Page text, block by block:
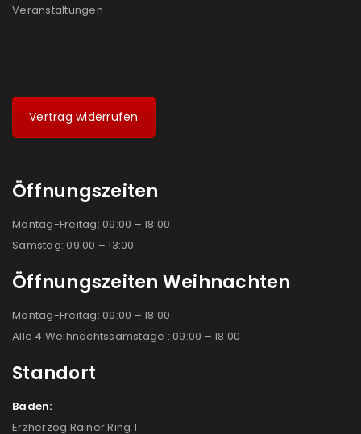
Veranstaltungen
Vertrag widerrufen
Öffnungszeiten
Montag-Freitag: 09:00 – 18:00
Samstag: 09:00 – 13:00
Öffnungszeiten Weihnachten
Montag-Freitag: 09:00 – 18:00
Alle 4 Weihnachtssamstage : 09:00 – 18:00
Standort
Baden:
Erzherzog Rainer Ring 1